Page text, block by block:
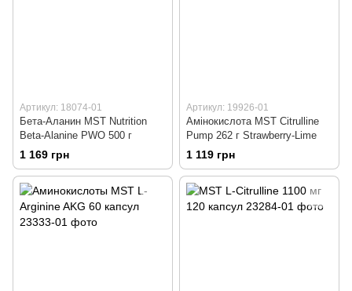
Артикул: 18074-01
Бета-Аланин MST Nutrition
Beta-Alanine PWO 500 г
1 169 грн
Артикул: 19926-01
Амінокислота MST Citrulline
Pump 262 г Strawberry-Lime
1 119 грн